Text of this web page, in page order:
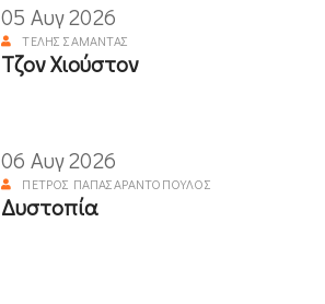
05 Αυγ 2026
ΤΈΛΗΣ ΣΑΜΑΝΤΆΣ
Τζον Χιούστον
06 Αυγ 2026
ΠΈΤΡΟΣ ΠΑΠΑΣΑΡΑΝΤΌΠΟΥΛΟΣ
Δυστοπία